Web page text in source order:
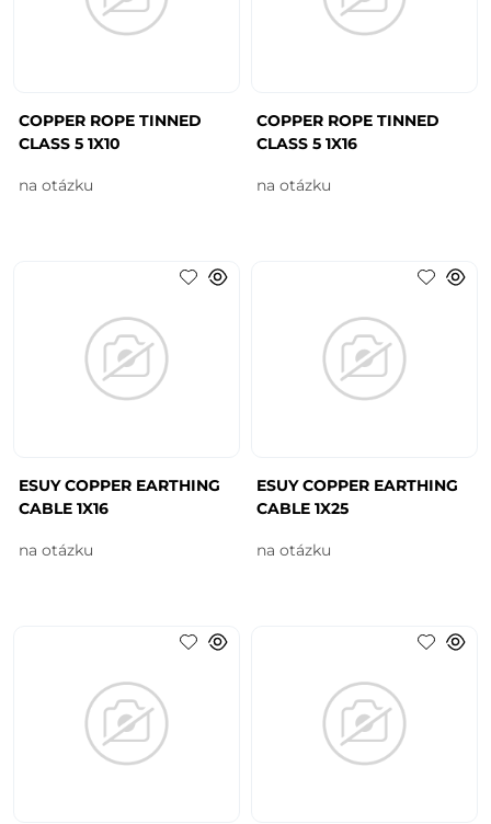
COPPER ROPE TINNED
CLASS 5 1X10
na otázku
COPPER ROPE TINNED
CLASS 5 1X16
na otázku
ESUY COPPER EARTHING
CABLE 1X16
na otázku
ESUY COPPER EARTHING
CABLE 1X25
na otázku